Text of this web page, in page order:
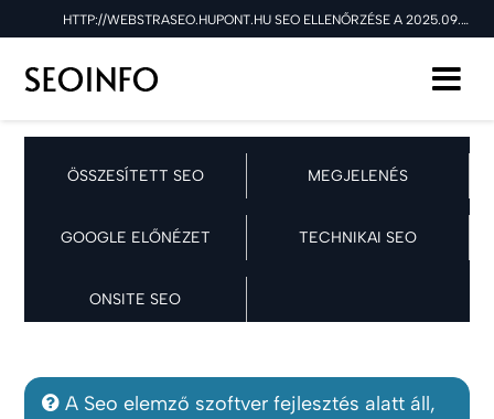
HTTP://WEBSTRASEO.HUPONT.HU SEO ELLENŐRZÉSE A 2025.09.21 NAPON
ÖSSZESÍTETT SEO MEGJELENÉS
GOOGLE ELŐNÉZET TECHNIKAI SEO
ONSITE SEO
A Seo elemző szoftver fejlesztés alatt áll,